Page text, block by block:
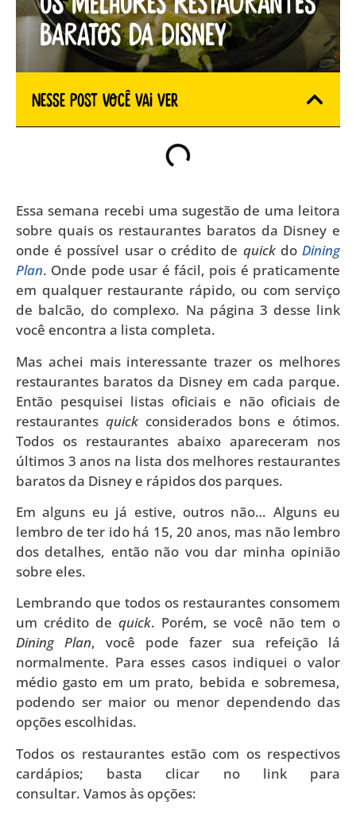
baratos da Disney
Nesse Post você vai ver
Essa semana recebi uma sugestão de uma leitora
sobre quais os restaurantes baratos da Disney e
onde é possível usar o crédito de quickdoDining
Plan. Onde pode usar é fácil, pois é praticamente
em qualquer restaurante rápido, ou com serviço
de balcão, do complexo. Na página 3 desse link
você encontra a lista completa.
Mas achei mais interessante trazer os melhores
restaurantes baratos da Disney em cada parque.
Então pesquisei listas oficiais e não oficiais de
restaurantes quickconsiderados bons e ótimos.
Todos os restaurantes abaixo apareceram nos
últimos 3 anos na lista dos melhores restaurantes
baratos da Disney e rápidos dos parques.
Em alguns eu já estive, outros não… Alguns eu
lembro de ter ido há 15, 20 anos, mas não lembro
dos detalhes, então não vou dar minha opinião
sobre eles.
Lembrando que todos os restaurantes consomem
um crédito de quick. Porém, se você não tem o
Dining Plan, você pode fazer sua refeição lá
normalmente. Para esses casos indiquei o valor
médio gasto em um prato, bebida e sobremesa,
podendo ser maior ou menor dependendo das
opções escolhidas.
Todos os restaurantes estão com os respectivos
cardápios; basta clicar no link para
consultar. Vamos às opções: